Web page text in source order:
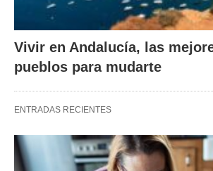
Vivir en Andalucía, las
pueblos para mudarte
ENTRADAS RECIENTES